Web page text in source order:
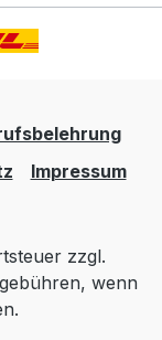
Impressum
zzgl.
wenn